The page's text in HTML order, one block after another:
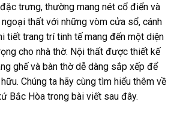
trưng, thường mang nét cổ điển và
thất với những vòm cửa sổ, cánh
tiết trang trí tinh tế mang đến một diện
cho nhà thờ. Nội thất được thiết kế
ghế và bàn thờ dễ dàng sắp xếp để
Chúng ta hãy cùng tìm hiểu thêm về
Bắc Hòa trong bài viết sau đây.